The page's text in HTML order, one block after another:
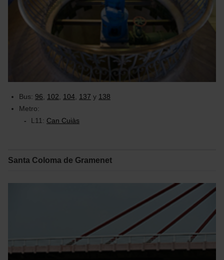
Bus: 96 102 104 137 y 138
Metro:
L11: Can Cuiàs
Santa Coloma de Gramenet